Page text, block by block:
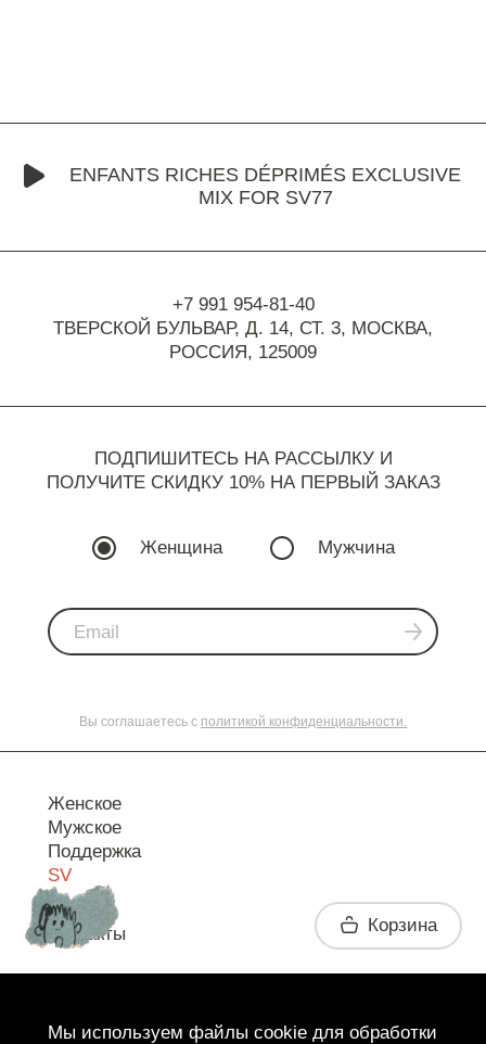
ENFANTS RICHES DÉPRIMÉS EXCLUSIVE
MIX FOR SV77
+7 991 954-81-40
ТВЕРСКОЙ БУЛЬВАР, Д. 14, СТ. 3, МОСКВА,
РОССИЯ, 125009
ПОДПИШИТЕСЬ НА РАССЫЛКУ И
ПОЛУЧИТЕ СКИДКУ 10% НА ПЕРВЫЙ ЗАКАЗ
Женщина Мужчина
Вы соглашаетесь с политикой конфиденциальности.
Женское
Мужское
Поддержка
SV
Контакты Корзина
Мы используем файлы cookie для обработки